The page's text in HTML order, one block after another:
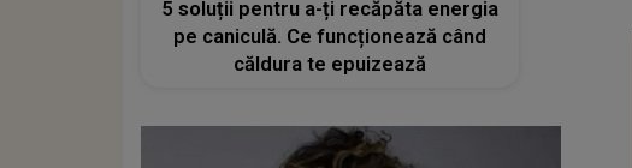
5 soluții pentru a-ți recăpăta energia
pe caniculă. Ce funcționează când
căldura te epuizează